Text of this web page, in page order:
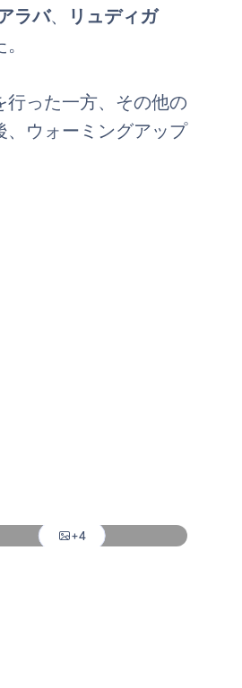
ラバ、
リュディガ
った一方、その他の
、ウォーミングアップ
+4